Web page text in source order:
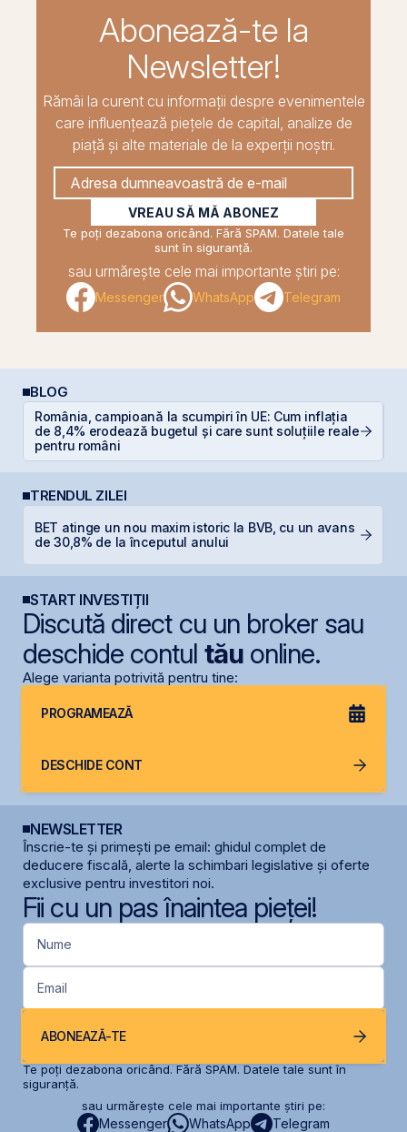
Abonează-te la
Newsletter!
Rămâi la curent cu informații despre evenimentele
care influențează piețele de capital, analize de
piață și alte materiale de la experții noștri.
VREAU SĂ MĂ ABONEZ
Te poți dezabona oricând. Fără SPAM. Datele tale
sunt în siguranță.
sau urmărește cele mai importante știri pe:
Messenger WhatsApp Telegram
BLOG
România, campioană la scumpiri în UE: Cum inflația
de 8,4% erodează bugetul și care sunt soluțiile reale
pentru români
TRENDUL ZILEI
BET atinge un nou maxim istoric la BVB, cu un avans
de 30,8% de la începutul anului
START INVESTIȚII
Discută direct cu un broker sau
deschide contul tăuonline.
Alege varianta potrivită pentru tine:
PROGRAMEAZĂ
DESCHIDE CONT
NEWSLETTER
Înscrie-te și primești pe email: ghidul complet de
deducere fiscală, alerte la schimbari legislative și oferte
exclusive pentru investitori noi.
Fii cu un pas înaintea pieței!
Nume
Email
ABONEAZĂ-TE
Te poți dezabona oricând. Fără SPAM. Datele tale sunt în
siguranță.
sau urmărește cele mai importante știri pe:
Messenger WhatsApp Telegram